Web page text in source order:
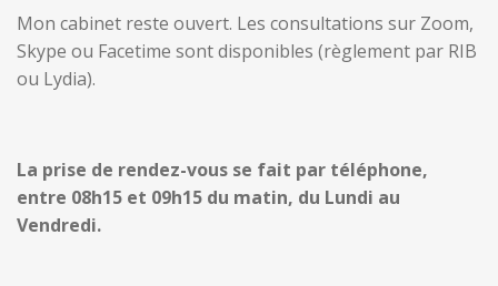
Mon cabinet reste ouvert. Les consultations sur Zoom,
Skype ou Facetime sont disponibles (règlement par RIB
ou Lydia).
La prise de rendez-vous se fait par téléphone,
entre 08h15 et 09h15 du matin, du Lundi au
Vendredi.